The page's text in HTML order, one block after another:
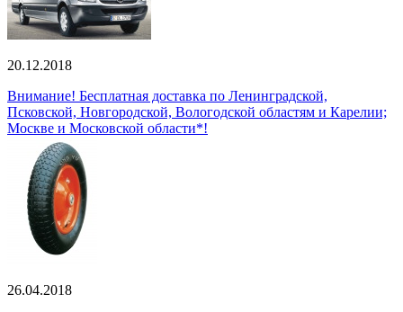
20.12.2018
Внимание! Бесплатная доставка по Ленинградской,
Псковской, Новгородской, Вологодской областям и Карелии;
Москве и Московской области*!
26.04.2018